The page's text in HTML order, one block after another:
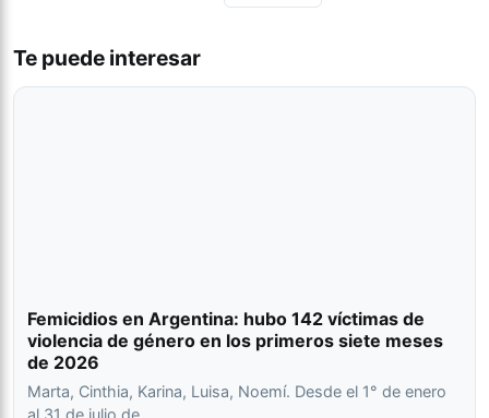
Te puede interesar
Femicidios en Argentina: hubo 142 víctimas de
violencia de género en los primeros siete meses
de 2026
Marta, Cinthia, Karina, Luisa, Noemí. Desde el 1° de enero